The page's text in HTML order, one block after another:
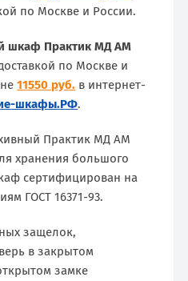
по Москве и России.
шкаф Практик МД АМ
по Москве и
11550 руб. в интернет-
шкафы.РФ.
Практик МД АМ
хранения большого
сертифицирован на
ГОСТ 16371-93.
защелок,
в закрытом
замке